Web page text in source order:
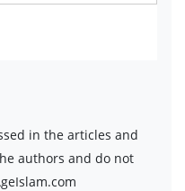
in the articles and
authors and do not